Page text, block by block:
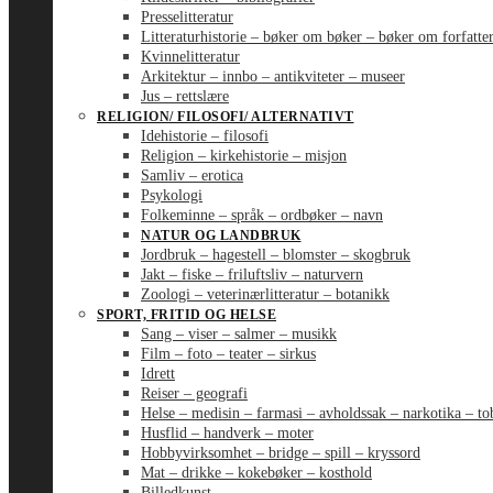
Presselitteratur
Litteraturhistorie – bøker om bøker – bøker om
Kvinnelitteratur
Arkitektur – innbo – antikviteter – museer
Jus – rettslære
RELIGION/ FILOSOFI/ ALTERNATIVT
Idehistorie – filosofi
Religion – kirkehistorie – misjon
Samliv – erotica
Psykologi
Folkeminne – språk – ordbøker – navn
NATUR OG LANDBRUK
Jordbruk – hagestell – blomster – skogbruk
Jakt – fiske – friluftsliv – naturvern
Zoologi – veterinærlitteratur – botanikk
SPORT, FRITID OG HELSE
Sang – viser – salmer – musikk
Film – foto – teater – sirkus
Idrett
Reiser – geografi
Helse – medisin – farmasi – avholdssak – narkotika –
Husflid – handverk – moter
Hobbyvirksomhet – bridge – spill – kryssord
Mat – drikke – kokebøker – kosthold